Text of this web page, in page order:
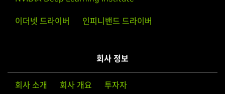
이더넷 드라이버 인피니밴드 드라이버
회사 정보
회사 소개 회사 개요 투자자